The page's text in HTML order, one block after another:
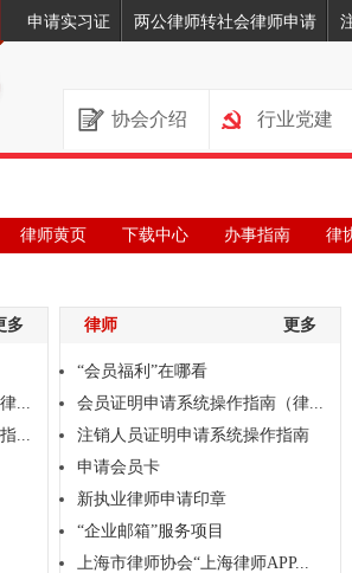
申请实习证 两公律师转社会律师申请
协会介绍 行业党建
律师黄页 下载中心 办事指南 律
多
...
...
律师 更多
“会员福利”在哪看
会员证明申请系统操作指南（律...
注销人员证明申请系统操作指南
申请会员卡
新执业律师申请印章
“企业邮箱”服务项目
上海市律师协会“上海律师APP...